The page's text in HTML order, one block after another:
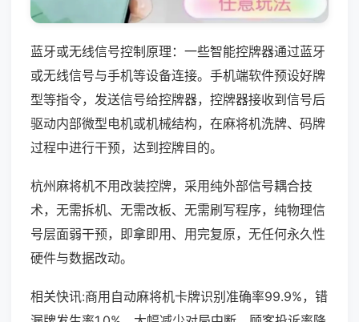
蓝牙或无线信号控制原理：一些智能控牌器通过蓝牙
或无线信号与手机等设备连接。手机端软件预设好牌
型等指令，发送信号给控牌器，控牌器接收到信号后
驱动内部微型电机或机械结构，在麻将机洗牌、码牌
过程中进行干预，达到控牌目的。
杭州麻将机不用改装控牌，采用纯外部信号耦合技
术，无需拆机、无需改板、无需刷写程序，纯物理信
号层面弱干预，即拿即用、用完复原，无任何永久性
硬件与数据改动。
相关快讯:商用自动麻将机卡牌识别准确率99.9%，错